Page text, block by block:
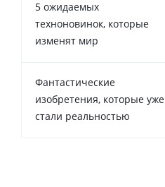
5 ожидаемых
техноновинок, которые
изменят мир
Фантастические
изобретения, которые уже
стали реальностью